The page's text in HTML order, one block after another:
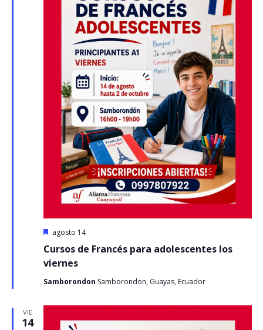
Cursos de Francés para adolescentes los
viernes
Destacado
agosto 14
Samborondon Samborondon, Guayas, Ecuador
VIE
14